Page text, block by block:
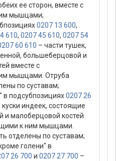
ее сторон, вместе с
мышцами;
0207 13 600,
610, 0207 45 610, 0207 54
60 610 – части тушек,
большеберцовой и
вместе с
мышцами. Отруба
по суставам;
в подсубпозициях0207 26
куски индеек, состоящие
и малоберцовой костей
к ним мышцами.
отделены по суставам;
голени" в
26 700 и 0207 27 700 –